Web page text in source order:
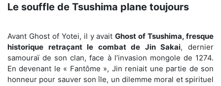
Le souffle de Tsushima plane toujours
Avant Ghost of Yotei, il y avaitGhost of Tsushima, fresque
historique retraçant le combat de Jin Sakai, dernier
samouraï de son clan, face à l’invasion mongole de 1274.
En devenant le « Fantôme », Jin reniait une partie de son
honneur pour sauver son île, un dilemme moral et spirituel